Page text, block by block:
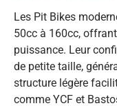
Les Pit Bikes
50cc à 160cc,
puissance. Leur
de petite taille,
structure légère
comme YCF et